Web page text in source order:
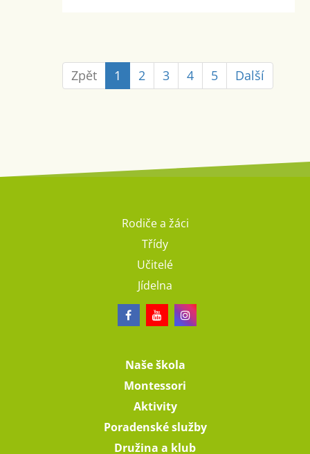
Zpět 1 2 3 4 5 Další
Rodiče a žáci
Třídy
Učitelé
Jídelna
Naše škola
Montessori
Aktivity
Poradenské služby
Družina a klub